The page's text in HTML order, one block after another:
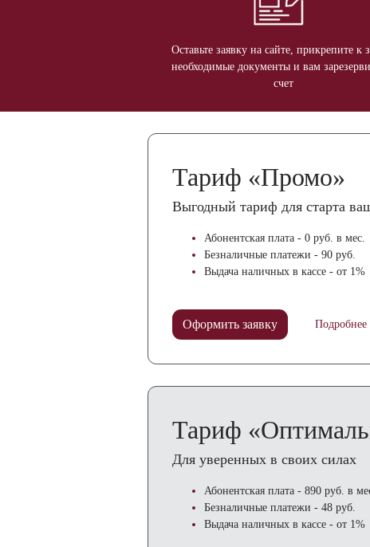
Оставьте заявку на сайте, прикрепите к
необходимые документы и вам
счет
Тариф «Промо»
Выгодный тариф для старта
Абонентская плата - 0 руб. в мес.
Безналичные платежи - 90 руб.
Выдача наличных в кассе - от 1%
Оформить заявку Подробнее
Тариф
Для уверенных в своих силах
Абонентская плата - 890 руб. в
Безналичные платежи - 48 руб.
Выдача наличных в кассе - от 1%